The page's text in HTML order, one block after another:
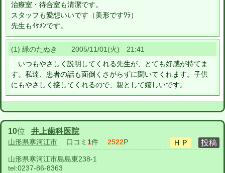
治療室・待合室も清潔です。
スタッフも愛想いいです（美形ですﾜﾗ）
先生もｲｹﾒﾝです。
(1) 緑のたぬき 2005/11/01(火) 21:41
いつもやさしく説明してくれる先生が、とても好感が持てま
す。私達、患者の話も面倒くさがらずに聞いてくれます。子供
にもやさしく接してくれるので、親として嬉しいです。
10位 井上歯科医院
山形県寒河江市 口コミ 1件 2522P
山形県寒河江市島島東238-1
tel:0237-86-8363